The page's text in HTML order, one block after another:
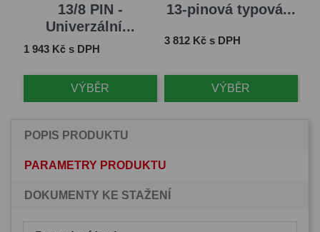
13/8 PIN -
Univerzální...
Cena
1 943 Kč s DPH
VÝBĚR
13-pinová typová...
Cena
3 812 Kč s DPH
VÝBĚR
POPIS PRODUKTU
PARAMETRY PRODUKTU
DOKUMENTY KE STAŽENÍ